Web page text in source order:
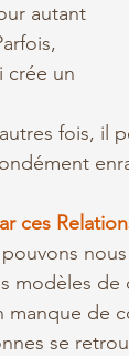
autant
crée un
fois, il
ces
modèles
de
se